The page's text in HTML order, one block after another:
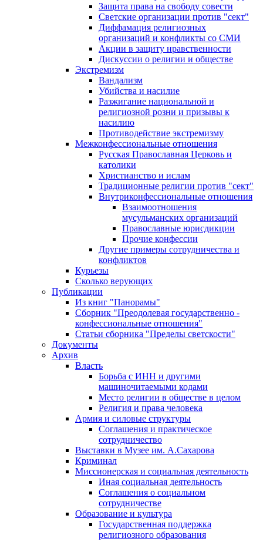
Защита права на свободу совести
Светские организации против "сект"
Диффамация религиозных
организаций и конфликты со СМИ
Акции в защиту нравственности
Дискуссии о религии и обществе
Экстремизм
Вандализм
Убийства и насилие
Разжигание национальной и
религиозной розни и призывы к
насилию
Противодействие экстремизму
Межконфессиональные отношения
Русская Православная Церковь и
католики
Христианство и ислам
Традиционные религии против "сект"
Внутриконфессиональные отношения
Взаимоотношения
мусульманских организаций
Православные юрисдикции
Прочие конфессии
Другие примеры сотрудничества и
конфликтов
Курьезы
Сколько верующих
Публикации
Из книг "Панорамы"
Сборник "Преодолевая государственно -
конфессиональные отношения"
Статьи сборника "Пределы светскости"
Документы
Архив
Власть
Борьба с ИНН и другими
машиночитаемыми кодами
Место религии в обществе в целом
Религия и права человека
Армия и силовые структуры
Соглашения и практическое
сотрудничество
Выставки в Музее им. А.Сахарова
Криминал
Миссионерская и социальная деятельность
Иная социальная деятельность
Соглашения о социальном
сотрудничестве
Образование и культура
Государственная поддержка
религиозного образования